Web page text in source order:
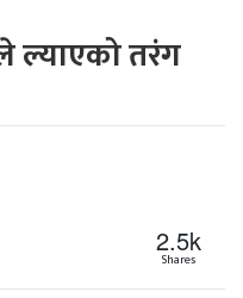
ल्याएको तरंग
2.5k
Shares